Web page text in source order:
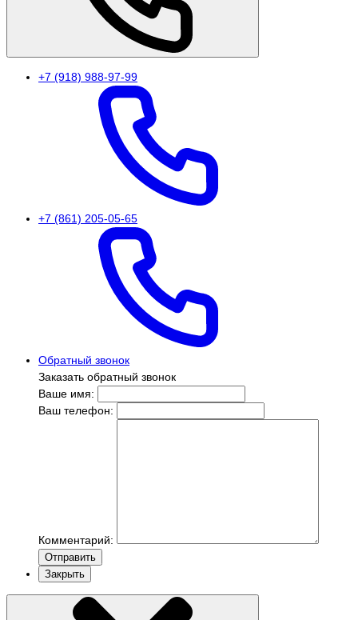
+7 (918) 988-97-99
+7 (861) 205-05-65
Обратный звонок
Заказать обратный звонок
Ваше имя:
Ваш телефон:
Комментарий:
Отправить
Закрыть